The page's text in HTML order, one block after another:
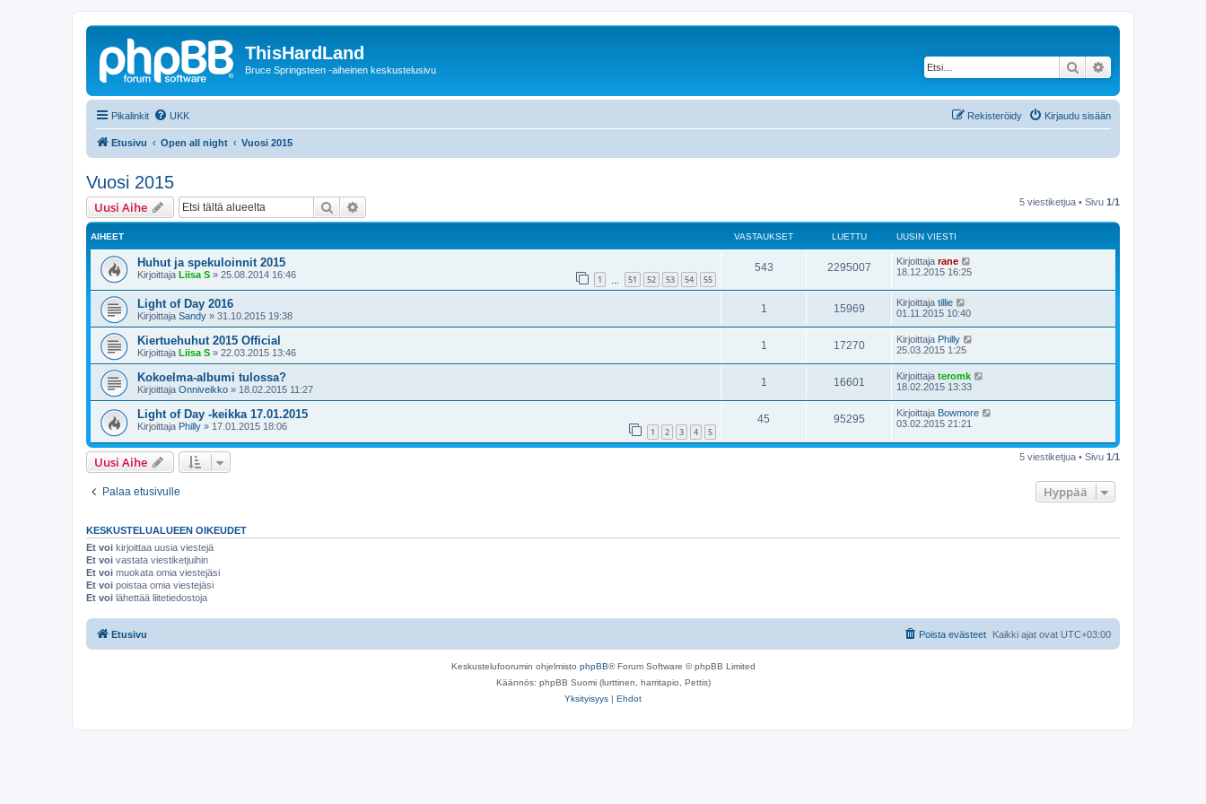
ThisHardLand
Bruce Springsteen -aiheinen keskustelusivu Etsi
Pikalinkit UKK Kirjaudu sisään
Rekisteröidy
Etusivu Open all night Vuosi 2015
Vuosi 2015
Uusi Aihe Etsi 5 viestiketjua • Sivu 1/1
AIHEET VASTAUKSET LUETTU UUSIN VIESTI
Huhut ja spekuloinnit 2015
Kirjoittaja Liisa S » 25.08.2014 16:46 1 51 52 53 54 55
543 2295007 Kirjoittaja rane
18.12.2015 16:25
Light of Day 2016
Kirjoittaja Sandy » 31.10.2015 19:38
1 15969 Kirjoittaja tillie
01.11.2015 10:40
Kiertuehuhut 2015 Official
Kirjoittaja Liisa S » 22.03.2015 13:46
1 17270 Kirjoittaja Philly
25.03.2015 1:25
Kokoelma-albumi tulossa?
Kirjoittaja Onniveikko » 18.02.2015 11:27
1 16601 Kirjoittaja teromk
18.02.2015 13:33
Light of Day -keikka 17.01.2015
Kirjoittaja Philly » 17.01.2015 18:06 1 2 3 4 5
45 95295 Kirjoittaja Bowmore
03.02.2015 21:21
Uusi Aihe 5 viestiketjua • Sivu 1/1
Palaa etusivulle Hyppää
KESKUSTELUALUEEN OIKEUDET
Et voi kirjoittaa uusia viestejä
Et voi vastata viestiketjuihin
Et voi muokata omia viestejäsi
Et voi poistaa omia viestejäsi
Et voi lähettää liitetiedostoja
Etusivu Kaikki ajat ovat UTC+03:00
Poista evästeet
Keskustelufoorumin ohjelmisto phpBB® Forum Software © phpBB Limited
Käännös: phpBB Suomi (lurttinen, harritapio, Pettis)
Yksityisyys | Ehdot